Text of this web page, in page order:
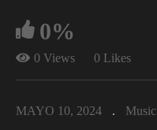
0%
0 Views 0 Likes
MAYO 10, 2024 Music